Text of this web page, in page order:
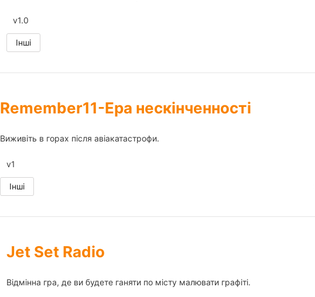
v1.0
Інші
Remember11-Ера нескінченності
Виживіть в горах після авіакатастрофи.
v1
Інші
Jet Set Radio
Відмінна гра, де ви будете ганяти по місту малювати графіті.